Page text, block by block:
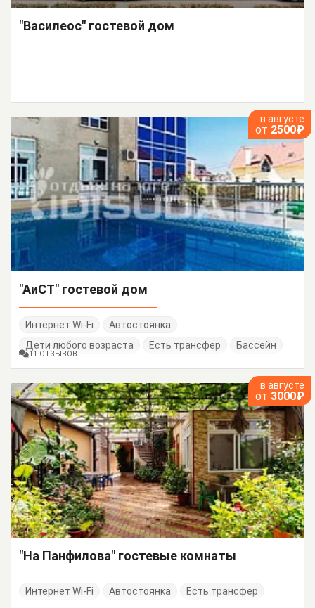
"Василеос" гостевой дом
в августе
от 2500₽
"АиСТ" гостевой дом
Интернет Wi-Fi
Автостоянка
Дети любого возраста
Есть трансфер Бассейн
11 ОТЗЫВОВ
в августе
от 3000₽
"На Панфилова" гостевые комнаты
Интернет Wi-Fi Автостоянка Есть трансфер